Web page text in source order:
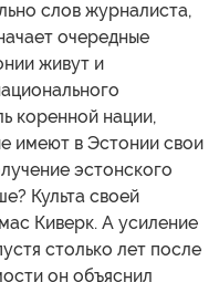
слов журналиста,
очередные
живут и
коренной нации,
имеют в Эстонии свои
эстонского
Культа своей
Киверк. А усиление
столько лет после
он объяснил